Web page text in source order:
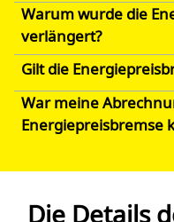
Warum wurde die
verlängert?
Gilt die
War meine
Energiepreisbremse
Die Details